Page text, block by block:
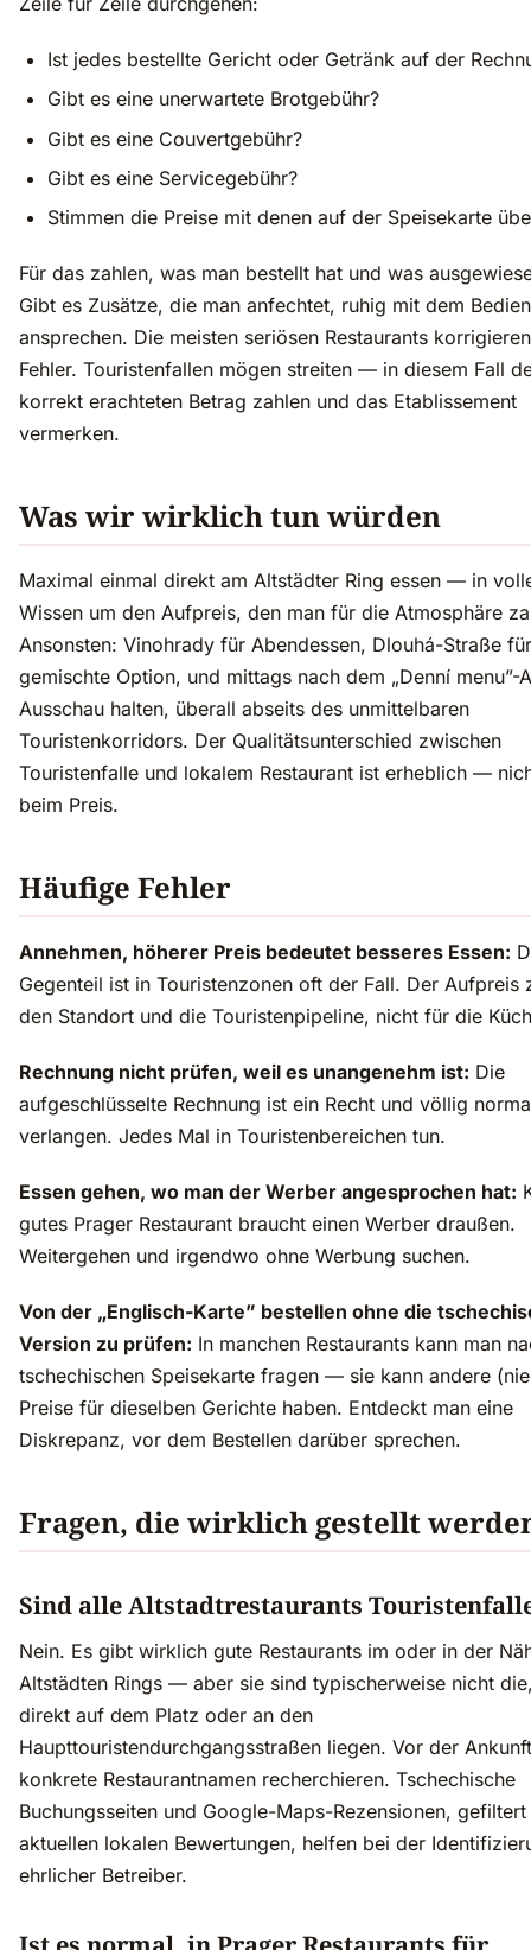
Ist jedes bestellte Gericht oder Getränk auf der
Gibt es eine unerwartete Brotgebühr?
Gibt es eine Couvertgebühr?
Gibt es eine Servicegebühr?
Stimmen die Preise mit denen auf der Speisekarte
Für das zahlen, was man bestellt hat und was
Gibt es Zusätze, die man anfechtet, ruhig mit dem
ansprechen. Die meisten seriösen Restaurants
Fehler. Touristenfallen mögen streiten — in diesem Fall
korrekt erachteten Betrag zahlen und das Etablissement
vermerken.
Was wir wirklich tun würden
Maximal einmal direkt am Altstädter Ring essen — in
Wissen um den Aufpreis, den man für die Atmosphäre
Ansonsten: Vinohrady für Abendessen, Dlouhá-Straße
gemischte Option, und mittags nach dem „Denní menu”-
Ausschau halten, überall abseits des unmittelbaren
Touristenkorridors. Der Qualitätsunterschied zwischen
Touristenfalle und lokalem Restaurant ist erheblich —
beim Preis.
Häufige Fehler
Annehmen, höherer Preis bedeutet besseres Essen:
Gegenteil ist in Touristenzonen oft der Fall. Der Aufpreis
den Standort und die Touristenpipeline, nicht für die
Rechnung nicht prüfen, weil es unangenehm ist: Die
aufgeschlüsselte Rechnung ist ein Recht und völlig
verlangen. Jedes Mal in Touristenbereichen tun.
Essen gehen, wo man der Werber angesprochen hat:
gutes Prager Restaurant braucht einen Werber draußen.
Weitergehen und irgendwo ohne Werbung suchen.
Von der „Englisch-Karte” bestellen ohne die
Version zu prüfen: In manchen Restaurants kann man
tschechischen Speisekarte fragen — sie kann andere
Preise für dieselben Gerichte haben. Entdeckt man eine
Diskrepanz, vor dem Bestellen darüber sprechen.
Fragen, die wirklich gestellt
Sind alle Altstadtrestaurants
Nein. Es gibt wirklich gute Restaurants im oder in der
Altstädten Rings — aber sie sind typischerweise nicht
direkt auf dem Platz oder an den
Haupttouristendurchgangsstraßen liegen. Vor der Ankunft
konkrete Restaurantnamen recherchieren. Tschechische
Buchungsseiten und Google-Maps-Rezensionen, gefiltert
aktuellen lokalen Bewertungen, helfen bei der
ehrlicher Betreiber.